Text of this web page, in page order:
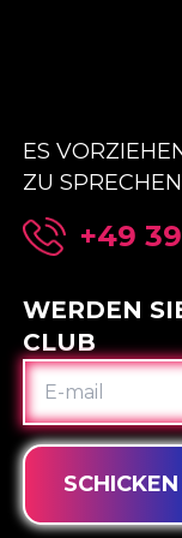
ES
ZU
+49
WERDEN
CLUB
E-
MAIL
SCHICKEN